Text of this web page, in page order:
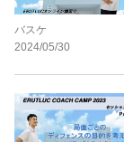
バスケ
2024/05/30